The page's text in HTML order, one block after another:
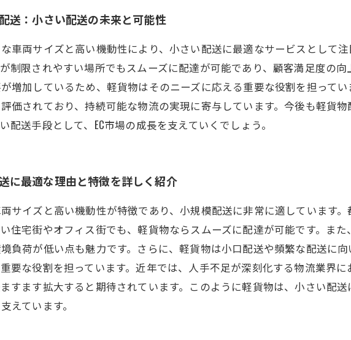
送：小さい配送の未来と可能性
車両サイズと高い機動性により、小さい配送に最適なサービスとして
制限されやすい場所でもスムーズに配達が可能であり、顧客満足度の向
増加しているため、軽貨物はそのニーズに応える重要な役割を担って
価されており、持続可能な物流の実現に寄与しています。今後も軽貨
配送手段として、EC市場の成長を支えていくでしょう。
に最適な理由と特徴を詳しく紹介
サイズと高い機動性が特徴であり、小規模配送に非常に適しています
住宅街やオフィス街でも、軽貨物ならスムーズに配達が可能です。ま
負荷が低い点も魅力です。さらに、軽貨物は小口配送や頻繁な配送に
要な役割を担っています。近年では、人手不足が深刻化する物流業界
すます拡大すると期待されています。このように軽貨物は、小さい配
えています。